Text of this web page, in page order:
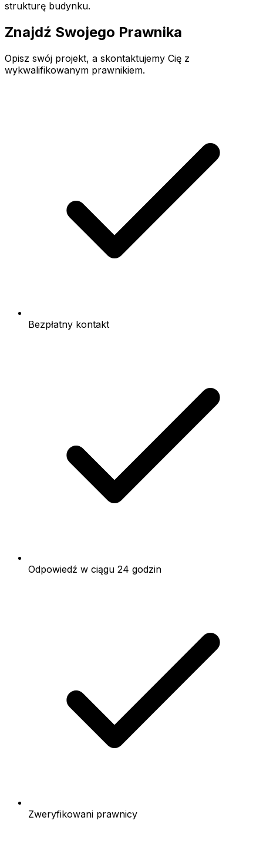
strukturę budynku.
Znajdź Swojego Prawnika
Opisz swój projekt, a skontaktujemy Cię z
wykwalifikowanym prawnikiem.
Bezpłatny kontakt
Odpowiedź w ciągu 24 godzin
Zweryfikowani prawnicy